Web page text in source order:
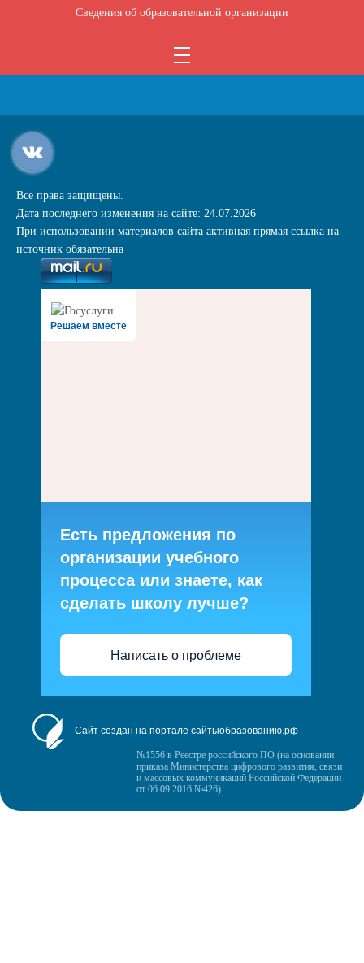
Сведения об образовательной организации
Все права защищены.
Дата последнего изменения на сайте: 24.07.2026
При использовании материалов сайта активная прямая ссылка на
источник обязательна
Решаем вместе
Есть предложения по
организации учебного
процесса или знаете, как
сделать школу лучше?
Написать о проблеме
Сайт создан на портале сайтыобразованию.рф
№1556 в Реестре российского ПО (на основании
приказа Министерства цифрового развития, связи
и массовых коммуникаций Российской Федерации
от 06.09.2016 №426)